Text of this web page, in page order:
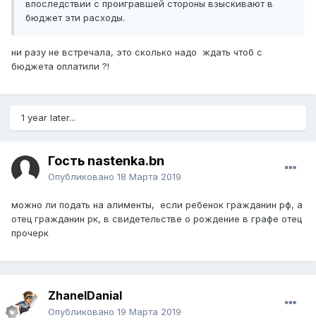
впоследствии с проигравшей стороны взыскивают в
бюджет эти расходы.
ни разу не встречала, это сколько надо ждать чтоб с
бюджета оплатили ?!
1 year later...
Гость nastenka.bn
Опубликовано 18 Марта 2019
можно ли подать на алименты, если ребенок гражданин рф, а
отец гражданин рк, в свидетельстве о рождение в графе отец
прочерк
ZhanelDanial
Опубликовано 19 Марта 2019